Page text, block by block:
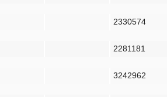
2330574
2281181
3242962